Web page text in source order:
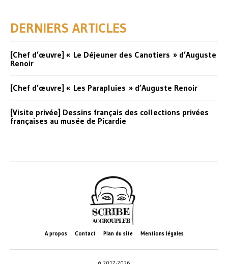
DERNIERS ARTICLES
[Chef d’œuvre] « Le Déjeuner des Canotiers » d’Auguste
Renoir
[Chef d’œuvre] « Les Parapluies » d’Auguste Renoir
[Visite privée] Dessins français des collections privées
françaises au musée de Picardie
A propos Contact Plan du site Mentions légales